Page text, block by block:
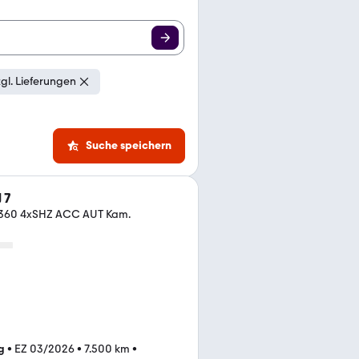
Lieferungen
Suche speichern
7
4xSHZ ACC AUT Kam.
• EZ 03/2026• 7.500 km •